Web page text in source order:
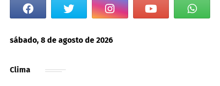
sábado, 8 de agosto de 2026
Clima